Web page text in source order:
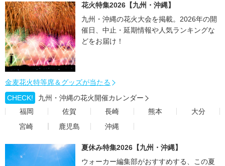
花火特集2026【九州・沖縄】
九州・沖縄の花火大会を掲載。2026年の開
催日、中止・延期情報や人気ランキングな
どをお届け！
金麦花火特等席＆グッズが当たる
CHECK!
九州・沖縄の花火開催カレンダー
福岡
佐賀 長崎 熊本
大分
宮崎
鹿児島 沖縄
夏休み特集2026【九州・沖縄】
ウォーカー編集部がおすすめする、この夏